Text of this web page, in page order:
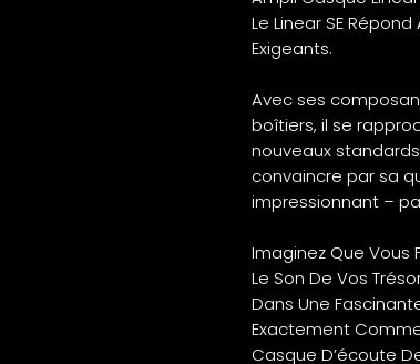
Le Linear SE
Exigeants.
Avec ses
boîtiers, il se
nouveaux
convaincre par sa
impressionnant –
Imaginez Que Vous
Le Son De Vos
Dans Une
Exactement
Casque D’écoute